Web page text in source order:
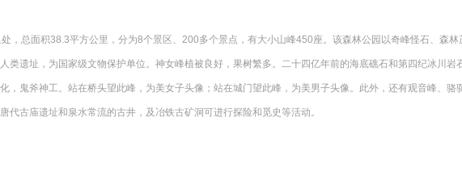
，总面积38.3平方公里，分为8个景区、200多个景点，有大小山峰450座。该森林公园以奇峰怪石、森林
类遗址，为国家级文物保护单位。神女峰植被良好，果树繁多。二十四亿年前的海底礁石和第四纪冰川岩
，鬼斧神工。站在桥头望此峰，为美女子头像；站在城门望此峰，为美男子头像。此外，还有观音峰、骆
代古庙遗址和泉水常流的古井，及冶铁古矿洞可进行探险和觅史等活动。